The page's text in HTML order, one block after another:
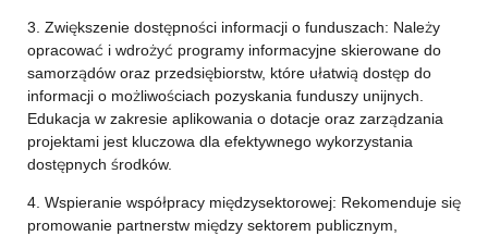
3. Zwiększenie dostępności informacji o funduszach: Należy
opracować i wdrożyć programy informacyjne skierowane do
samorządów oraz przedsiębiorstw, które ułatwią dostęp do
informacji o możliwościach pozyskania funduszy unijnych.
Edukacja w zakresie aplikowania o dotacje oraz zarządzania
projektami jest kluczowa dla efektywnego wykorzystania
dostępnych środków.
4. Wspieranie współpracy międzysektorowej: Rekomenduje się
promowanie partnerstw między sektorem publicznym,